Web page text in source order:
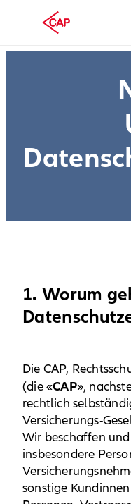
1. Worum
Die CAP,
(die «CAP»,
rechtlich
Versicherungs-
Wir beschaffen
insbesondere
sonstige